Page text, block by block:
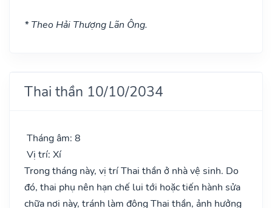
* Theo Hải Thượng Lãn Ông.
Thai thần 10/10/2034
Tháng âm: 8
Vị trí: Xí
Trong tháng này, vị trí Thai thần ở nhà vệ sinh. Do
đó, thai phụ nên hạn chế lui tới hoặc tiến hành sửa
chữa nơi này, tránh làm động Thai thần, ảnh hưởng